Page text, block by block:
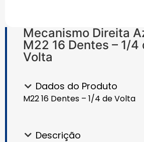
Mecanismo Direita
M22 16 Dentes – 1/4
Volta
Dados do Produto
M22 16 Dentes – 1/4 de Volta
Descrição